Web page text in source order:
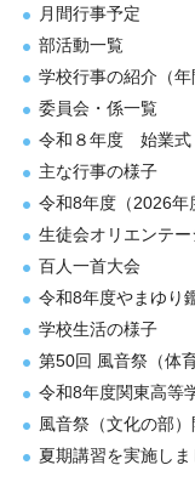
月間行事予定
部活動一覧
学校行事の紹介（年
委員会・係一覧
令和８年度 始業式
主な行事の様子
令和8年度（2026年
生徒会オリエンテ
百人一首大会
令和8年度やまゆり
学校生活の様子
第50回 風音祭（体
令和8年度関東高等
風音祭（文化の部
夏期講習を実施しま